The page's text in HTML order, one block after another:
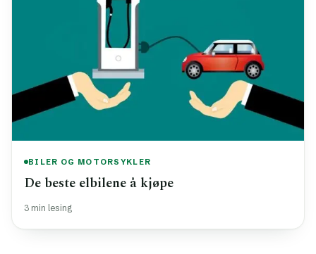
BILER OG MOTORSYKLER
De beste elbilene å kjøpe
3 min lesing